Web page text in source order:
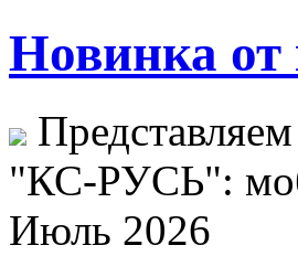
Новинка
"КС-РУСЬ":
Июль 2026